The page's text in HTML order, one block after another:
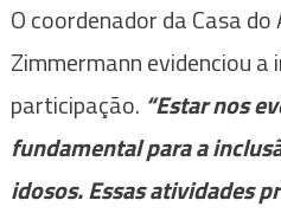
O coordenador da Casa do
Zimmermann evidenciou
participação. “Estar nos
fundamental para a
idosos. Essas atividades